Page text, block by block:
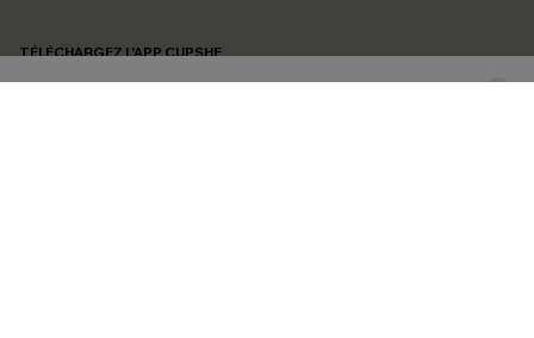
TÉLÉCHARGEZ L’APP CUPSHE